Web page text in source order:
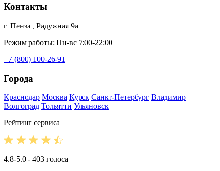
Контакты
г. Пенза , Радужная 9а
Режим работы: Пн-вс 7:00-22:00
+7 (800) 100-26-91
Города
Краснодар Москва Курск Санкт-Петербург Владимир
Волгоград Тольятти Ульяновск
Рейтинг сервиса
4.8-5.0 - 403 голоса